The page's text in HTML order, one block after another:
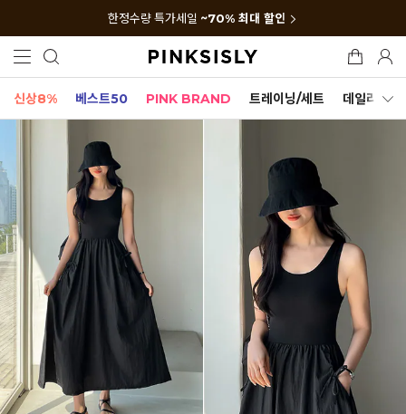
한정수량 특가세일 ~70% 최대 할인
신상8% 베스트50 PINK BRAND 트레이닝/세트 데일리세트